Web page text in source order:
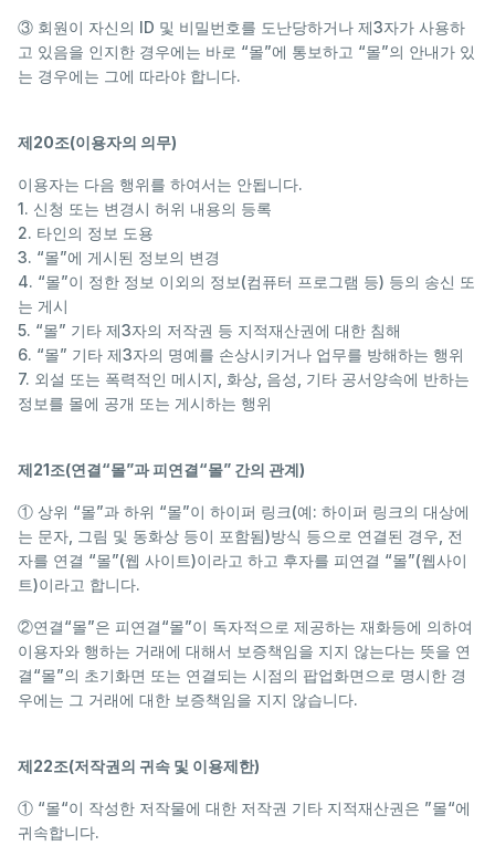
③ 회원이 자신의 ID 및 비밀번호를 도난당하거나 제3자가 사용하
고 있음을 인지한 경우에는 바로 “몰”에 통보하고 “몰”의 안내가 있
는 경우에는 그에 따라야 합니다.
제20조(이용자의 의무)
이용자는 다음 행위를 하여서는 안됩니다.
1. 신청 또는 변경시 허위 내용의 등록
2. 타인의 정보 도용
3. “몰”에 게시된 정보의 변경
4. “몰”이 정한 정보 이외의 정보(컴퓨터 프로그램 등) 등의 송신 또
는 게시
5. “몰” 기타 제3자의 저작권 등 지적재산권에 대한 침해
6. “몰” 기타 제3자의 명예를 손상시키거나 업무를 방해하는 행위
7. 외설 또는 폭력적인 메시지, 화상, 음성, 기타 공서양속에 반하는
정보를 몰에 공개 또는 게시하는 행위
제21조(연결“몰”과 피연결“몰” 간의 관계)
① 상위 “몰”과 하위 “몰”이 하이퍼 링크(예: 하이퍼 링크의 대상에
는 문자, 그림 및 동화상 등이 포함됨)방식 등으로 연결된 경우, 전
자를 연결 “몰”(웹 사이트)이라고 하고 후자를 피연결 “몰”(웹사이
트)이라고 합니다.
②연결“몰”은 피연결“몰”이 독자적으로 제공하는 재화등에 의하여
이용자와 행하는 거래에 대해서 보증책임을 지지 않는다는 뜻을 연
결“몰”의 초기화면 또는 연결되는 시점의 팝업화면으로 명시한 경
우에는 그 거래에 대한 보증책임을 지지 않습니다.
제22조(저작권의 귀속 및 이용제한)
① “몰“이 작성한 저작물에 대한 저작권 기타 지적재산권은 ”몰“에
귀속합니다.